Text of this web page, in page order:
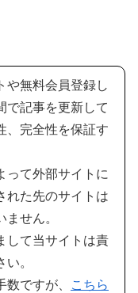
や無料会員登録し
で記事を更新して
、完全性を保証す
って外部サイトに
れた先のサイトは
せん。
して当サイトは責
。
ですが、
こちら